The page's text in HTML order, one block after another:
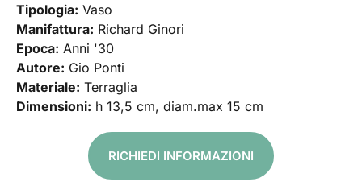
Tipologia: Vaso
Manifattura: Richard Ginori
Epoca: Anni '30
Autore: Gio Ponti
Materiale: Terraglia
Dimensioni: h 13,5 cm, diam.max 15 cm
RICHIEDI INFORMAZIONI